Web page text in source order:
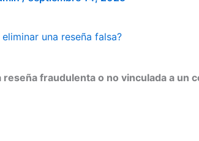
una reseña falsa?
reseña fraudulenta o no vinculada a